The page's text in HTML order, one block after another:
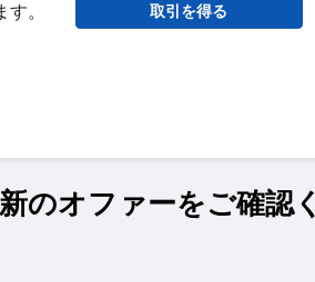
。 取引を得る
のオファーをご確認く